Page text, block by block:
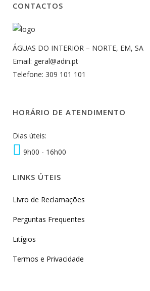
CONTACTOS
ÁGUAS DO INTERIOR – NORTE, EM, SA
Email: geral@adin.pt
Telefone: 309 101 101
HORÁRIO DE ATENDIMENTO
Dias úteis:
9h00 - 16h00
LINKS ÚTEIS
Livro de Reclamações
Perguntas Frequentes
Litígios
Termos e Privacidade